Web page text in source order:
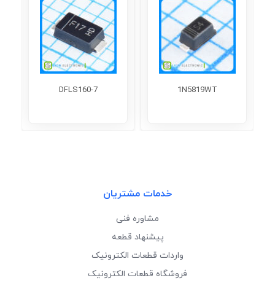
1N5819WT
DFLS160-7
خدمات مشتریان
مشاوره فنی
پیشنهاد قطعه
واردات قطعات الکترونیک
فروشگاه قطعات الکترونیک